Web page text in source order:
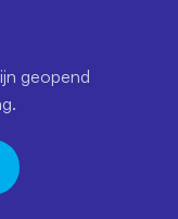
geopend